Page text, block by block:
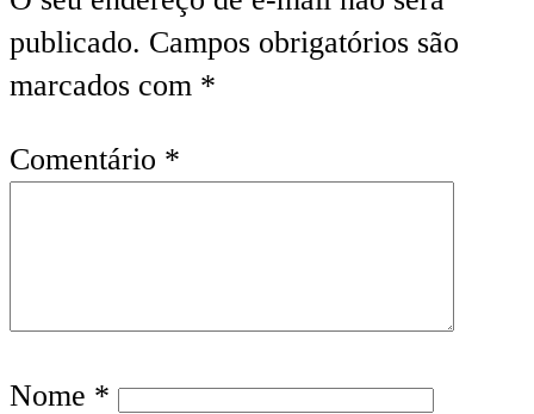
publicado. Campos obrigatórios são
marcados com *
Comentário *
Nome *